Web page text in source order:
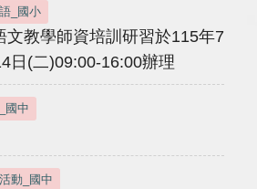
_國小
文教學師資培訓研習於115年7
日(二)09:00-16:00辦理
國中
動_國中